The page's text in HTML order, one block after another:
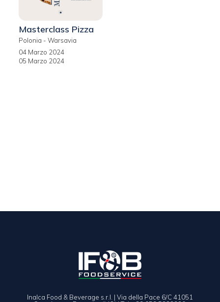
Masterclass Pizza
Polonia - Warsavia
04 Marzo 2024
05 Marzo 2024
Inalca Food & Beverage s.r.l. | Via della Pace 6/C 41051